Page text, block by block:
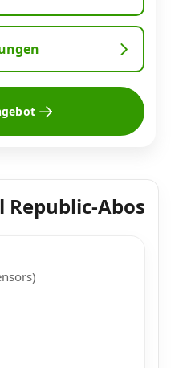
Abos